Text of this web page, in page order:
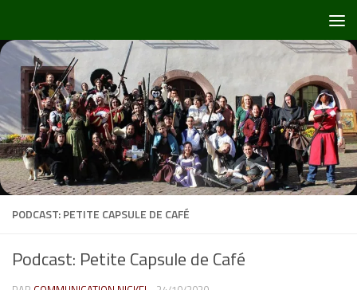
PODCAST: PETITE CAPSULE DE CAFÉ
Podcast: Petite Capsule de Café